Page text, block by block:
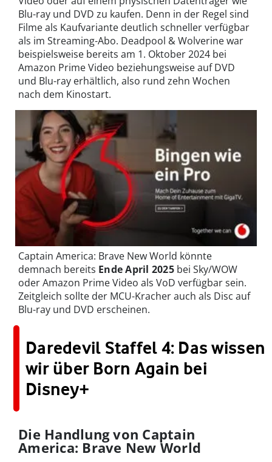
Blu-ray und DVD zu kaufen. Denn in der Regel sind
Filme als Kaufvariante deutlich schneller verfügbar
als im Streaming-Abo. Deadpool & Wolverine war
beispielsweise bereits am 1. Oktober 2024 bei
Amazon Prime Video beziehungsweise auf DVD
und Blu-ray erhältlich, also rund zehn Wochen
nach dem Kinostart.
Captain America: Brave New World könnte
demnach bereits Ende April 2025bei Sky/WOW
oder Amazon Prime Video als VoD verfügbar sein.
Zeitgleich sollte der MCU-Kracher auch als Disc auf
Blu-ray und DVD erscheinen.
Daredevil Staffel 4: Das wissen
wir über Born Again bei
Disney+
Die Handlung von Captain
America: Brave New World